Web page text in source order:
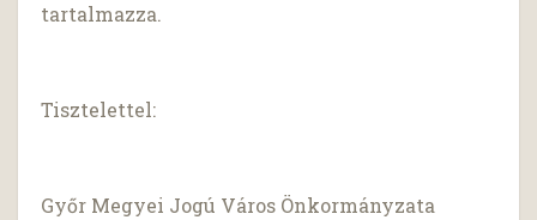
tartalmazza.
Tisztelettel:
Győr Megyei Jogú Város Önkormányzata